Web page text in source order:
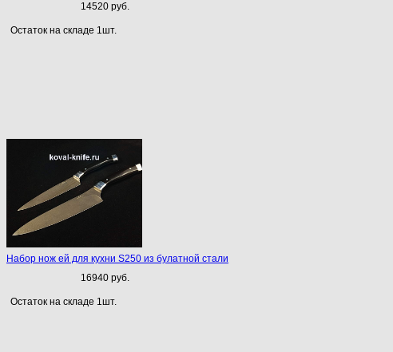
14520 руб.
Остаток на складе 1шт.
Набор нож ей для кухни S250 из булатной стали
16940 руб.
Остаток на складе 1шт.